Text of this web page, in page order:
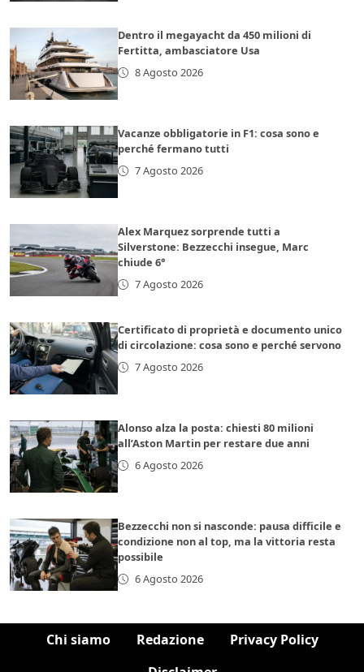
Dentro il megayacht da 450 milioni di
Fertitta, ambasciatore Usa
8 Agosto 2026
Vacanze obbligatorie in F1: cosa sono e
perché fermano tutti
7 Agosto 2026
Alex Marquez sorprende tutti a
Silverstone: Bezzecchi insegue, Marc
chiude 6°
7 Agosto 2026
Certificato di proprietà e documento unico
di circolazione: cosa sono e perché servono
7 Agosto 2026
Alonso alza la posta: chiesti 80 milioni
all’Aston Martin per restare due anni
6 Agosto 2026
Bezzecchi non si nasconde: pausa difficile e
condizione non al top, ma la vittoria resta
possibile
6 Agosto 2026
Chi siamo Redazione
Privacy Policy